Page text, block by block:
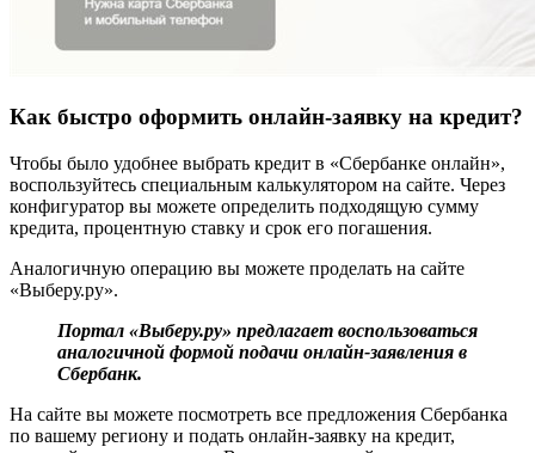
Как быстро оформить онлайн-заявку на кредит?
Чтобы было удобнее выбрать кредит в «Сбербанке онлайн»,
воспользуйтесь специальным калькулятором на сайте. Через
конфигуратор вы можете определить подходящую сумму
кредита, процентную ставку и срок его погашения.
Аналогичную операцию вы можете проделать на сайте
«Выберу.ру».
Портал «Выберу.ру» предлагает воспользоваться
аналогичной формой подачи онлайн-заявления в
Сбербанк.
На сайте вы можете посмотреть все предложения Сбербанка
по вашему региону и подать онлайн-заявку на кредит,